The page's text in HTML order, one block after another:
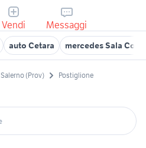
Vendi Messaggi
auto Cetara mercedes Sala
Salerno (Prov) Postiglione